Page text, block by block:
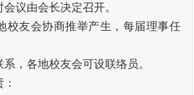
议由会长决定召开。
校友会协商推举产生，每届理事任
，各地校友会可设联络员。